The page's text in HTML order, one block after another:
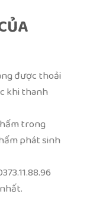
được thoải
khi thanh
trong
phát sinh